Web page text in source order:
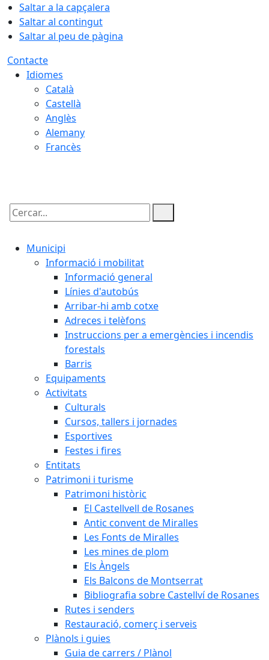
Saltar a la capçalera
Saltar al contingut
Saltar al peu de pàgina
Contacte
Idiomes
Català
Castellà
Anglès
Alemany
Francès
Cercar:
Municipi
Informació i mobilitat
Informació general
Línies d'autobús
Arribar-hi amb cotxe
Adreces i telèfons
Instruccions per a emergències i incendis
forestals
Barris
Equipaments
Activitats
Culturals
Cursos, tallers i jornades
Esportives
Festes i fires
Entitats
Patrimoni i turisme
Patrimoni històric
El Castellvell de Rosanes
Antic convent de Miralles
Les Fonts de Miralles
Les mines de plom
Els Àngels
Els Balcons de Montserrat
Bibliografia sobre Castellví de Rosanes
Rutes i senders
Restauració, comerç i serveis
Plànols i guies
Guia de carrers / Plànol